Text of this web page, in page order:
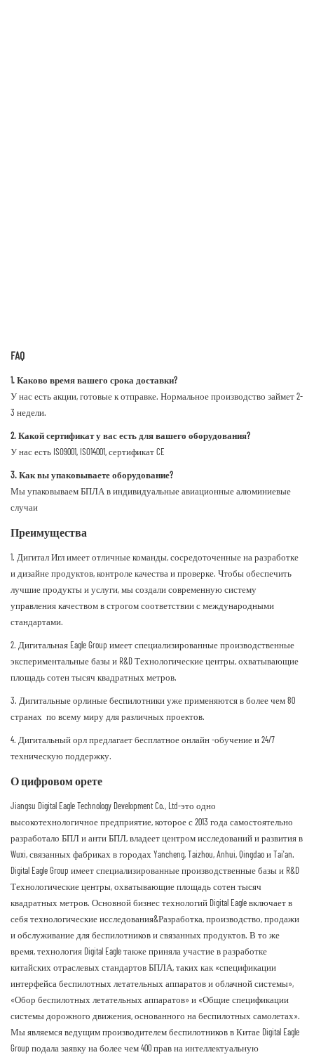
FAQ
1. Каково время вашего срока доставки?
У нас есть акции, готовые к отправке. Нормальное производство займет 2-
3 недели.
2. Какой сертификат у вас есть для вашего оборудования?
У нас есть ISO9001, ISO14001, сертификат CE
3. Как вы упаковываете оборудование?
Мы упаковываем БПЛА в индивидуальные авиационные алюминиевые
случаи
Преимущества
1. Дигитал Игл имеет отличные команды, сосредоточенные на разработке
и дизайне продуктов, контроле качества и проверке. Чтобы обеспечить
лучшие продукты и услуги, мы создали современную систему
управления качеством в строгом соответствии с международными
стандартами.
2. Дигитальная Eagle Group имеет специализированные производственные
экспериментальные базы и R&D Технологические центры, охватывающие
площадь сотен тысяч квадратных метров.
3. Дигитальные орлиные беспилотники уже применяются в более чем 80
странах по всему миру для различных проектов.
4. Дигитальный орл предлагает бесплатное онлайн -обучение и 24/7
техническую поддержку.
О цифровом орете
Jiangsu Digital Eagle Technology Development Co., Ltd-это одно
высокотехнологичное предприятие, которое с 2013 года самостоятельно
разработало БПЛ и анти БПЛ, владеет центром исследований и развития в
Wuxi, связанных фабриках в городах Yancheng, Taizhou, Anhui, Qingdao и Tai'an.
Digital Eagle Group имеет специализированные производственные базы и R&D
Технологические центры, охватывающие площадь сотен тысяч
квадратных метров. Основной бизнес технологий Digital Eagle включает в
себя технологические исследования&Разработка, производство, продажи
и обслуживание для беспилотников и связанных продуктов. В то же
время, технология Digital Eagle также приняла участие в разработке
китайских отраслевых стандартов БПЛА, таких как «спецификации
интерфейса беспилотных летательных аппаратов и облачной системы»,
«Обор беспилотных летательных аппаратов» и «Общие спецификации
системы дорожного движения, основанного на беспилотных самолетах».
Мы являемся ведущим производителем беспилотников в Китае Digital Eagle
Group подала заявку на более чем 400 прав на интеллектуальную